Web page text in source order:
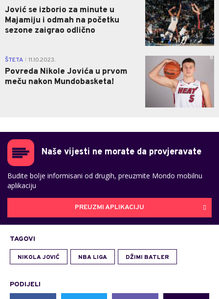
Jović se izborio za minute u
Majamiju i odmah na početku
sezone zaigrao odlično
ŠTETA 11.10.2023.
Povreda Nikole Jovića u prvom
meču nakon Mundobasketa!
0
Naše vijesti ne morate da provjeravate
Budite bolje informisani od drugih, preuzmite Mondo mobilnu
aplikaciju
PREUZMI APLIKACIJU
TAGOVI
NIKOLA JOVIĆ NBA LIGA DŽIMI BATLER
PODIJELI